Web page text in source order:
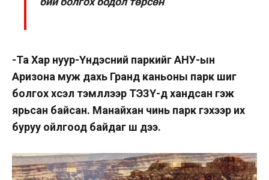
-Та Хар нуур-Үндэсний паркийг АНУ-ын
Аризона муж дахь Гранд каньоны парк шиг
болгох хүсэл тэмүүллээр ТЭЗҮ-д хандсан гэж
ярьсан байсан. Манайхан чинь парк гэхээр их
буруу ойлгоод байдаг шүү дээ.